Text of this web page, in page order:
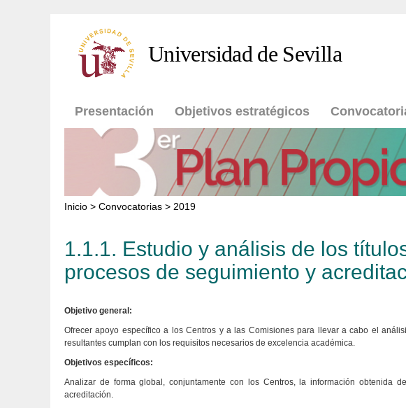
Universidad de Sevilla
Presentación Objetivos estratégicos
Inicio > Convocatorias > 2019
1.1.1. Estudio y análisis de los
procesos de seguimiento y
Objetivo general:
Ofrecer apoyo específico a los Centros y a las Comisiones para llevar a cabo el
resultantes cumplan con los requisitos necesarios de excelencia académica.
Objetivos específicos:
Analizar de forma global, conjuntamente con los Centros, la información obtenida
acreditación.